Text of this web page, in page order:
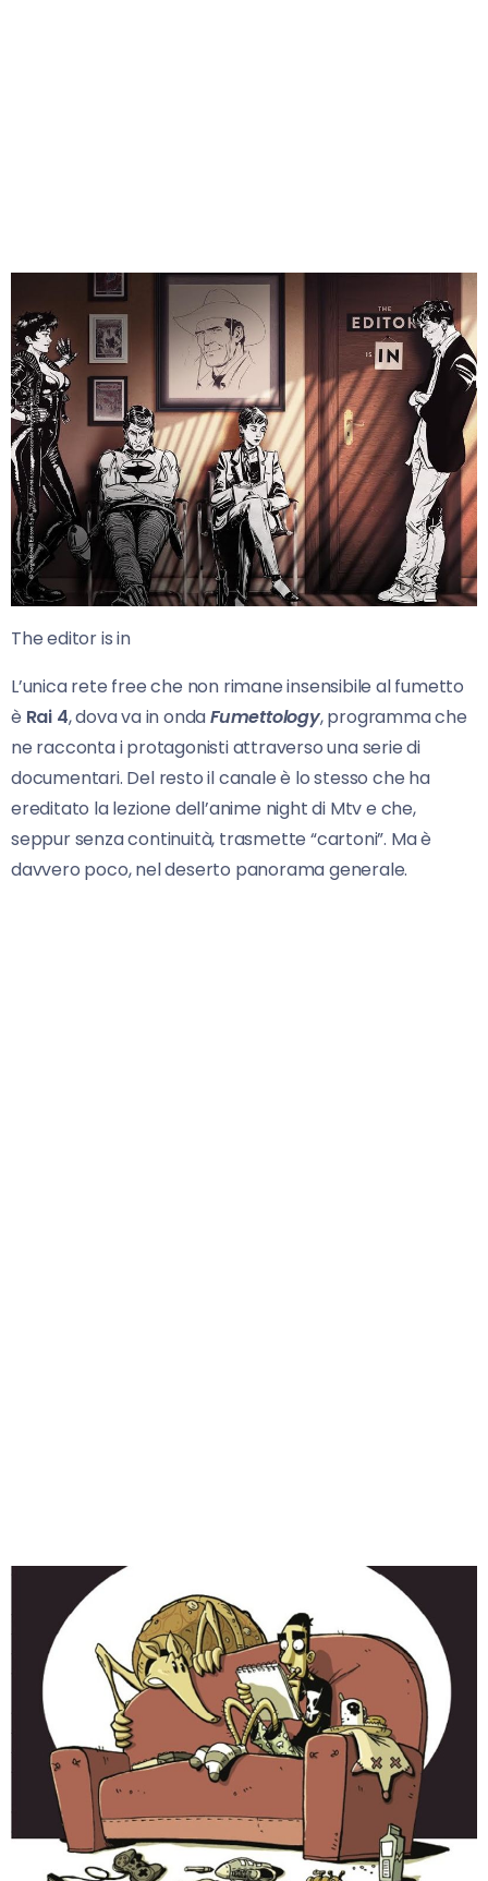
The editor is in
L’unica rete free che non rimane insensibile al fumetto
è Rai 4, dova va in ondaFumettology, programma che
ne racconta i protagonisti attraverso una serie di
documentari. Del resto il canale è lo stesso che ha
ereditato la lezione dell’anime night di Mtv e che,
seppur senza continuità, trasmette “cartoni”. Ma è
davvero poco, nel deserto panorama generale.